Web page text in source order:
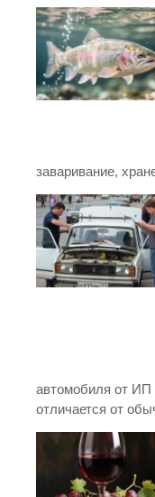
заваривание,
автомобиля от
отличается от